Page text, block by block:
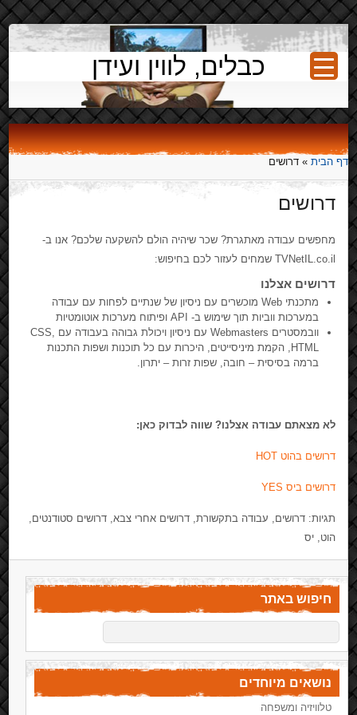
כבלים, לווין ועידן
דף הבית »דרושים
דרושים
מחפשים עבודה מאתגרת? שכר שיהיה הולם להשקעה שלכם? אנו ב-
TVNetIL.co.il שמחים לעזור לכם בחיפוש:
דרושים אצלנו
מתכנתי Web מוכשרים עם ניסיון של שנתיים לפחות עם עבודה
במערכות ווביות תוך שימוש ב- API ופיתוח מערכות אוטומטיות
וובמסטרים Webmasters עם ניסיון ויכולת גבוהה בעבודה עם CSS,
HTML, הקמת מיניסייטים, היכרות עם כל תוכנות ושפות התכנות
ברמה בסיסית – חובה, שפות זרות – יתרון.
לא מצאתם עבודה אצלנו? שווה לבדוק כאן:
דרושים בהוט HOT
דרושים ביס YES
תגיות: דרושים, עבודה בתקשורת, דרושים אחרי צבא, דרושים סטודנטים,
הוט, יס
חיפוש באתר
נושאים מיוחדים
טלוויזיה ומשפחה